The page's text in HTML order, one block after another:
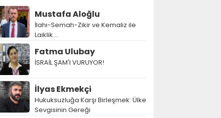
Mustafa Aloğlu
İlahi-Semah-Zikir ve Kemaliz ile
Laiklik….
Fatma Ulubay
İSRAİL ŞAM'I VURUYOR!
İlyas Ekmekçi
Hukuksuzluğa Karşı Birleşmek: Ülke
Sevgisinin Gereği